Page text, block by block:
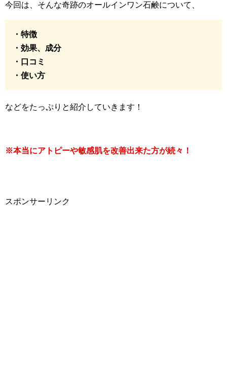
今回は、そんな奇跡のオールインワン石鹸について、
・特徴
・効果、成分
・口コミ
・使い方
などをたっぷりと紹介していきます！
※本当にアトピーや敏感肌を改善出来た方が続々！
スポンサーリンク